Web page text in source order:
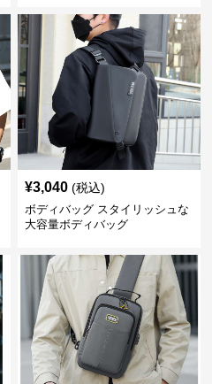
¥3,040 (税込)
ボディバッグ スタイリッシュな
大容量ボディバッグ